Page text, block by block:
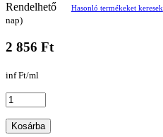
Rendelhető Hasonló termékeket keresek
nap)
2 856 Ft
inf Ft/ml
Kosárba